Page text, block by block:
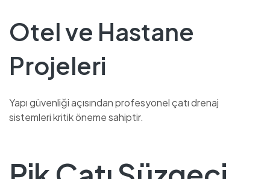
Otel ve Hastane
Projeleri
Yapı güvenliği açısından profesyonel çatı drenaj
sistemleri kritik öneme sahiptir.